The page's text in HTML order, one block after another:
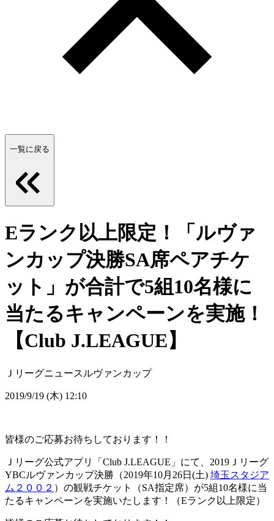
一覧に戻る
Eランク以上限定！「ルヴァ
ンカップ決勝SA席ペアチケ
ット」が合計で5組10名様に
当たるキャンペーンを実施！
【Club J.LEAGUE】
Ｊリーグニュース ルヴァンカップ
2019/9/19 (木) 12:10
皆様のご応募お待ちしております！！
Ｊリーグ公式アプリ「Club J.LEAGUE」にて、2019Ｊリーグ
YBCルヴァンカップ決勝（2019年10月26日(土) 埼玉スタジア
ム２００２ ）の観戦チケット（SA指定席）が5組10名様に当
たるキャンペーンを実施いたします！（Eランク以上限定）